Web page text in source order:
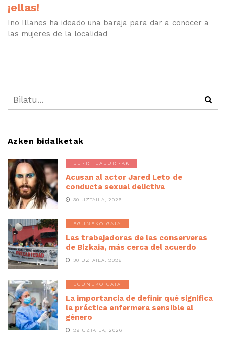
¡ellas!
Ino Illanes ha ideado una baraja para dar a conocer a
las mujeres de la localidad
Azken bidalketak
BERRI LABURRAK
Acusan al actor Jared Leto de
conducta sexual delictiva
30 UZTAILA, 2026
EGUNEKO GAIA
Las trabajadoras de las conserveras
de Bizkaia, más cerca del acuerdo
30 UZTAILA, 2026
EGUNEKO GAIA
La importancia de definir qué significa
la práctica enfermera sensible al
género
29 UZTAILA, 2026